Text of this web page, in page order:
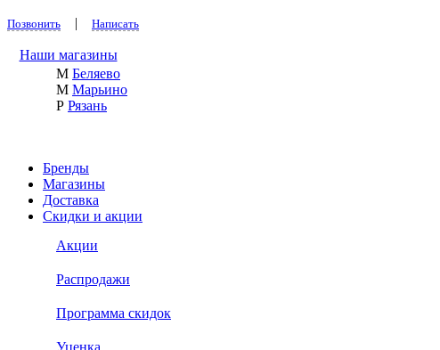
Позвонить | Написать
Наши магазины
М Беляево
М Марьино
Р Рязань
Бренды
Магазины
Доставка
Скидки и акции
Акции
Распродажи
Программа скидок
Уценка